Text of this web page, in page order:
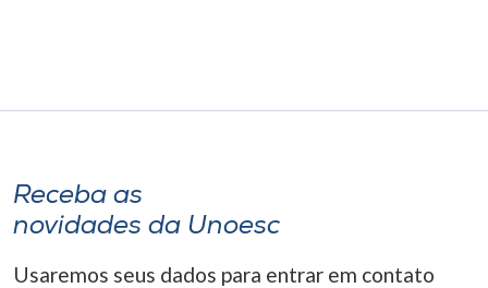
A+
Receba as
novidades da Unoesc
Usaremos seus dados para entrar em contato